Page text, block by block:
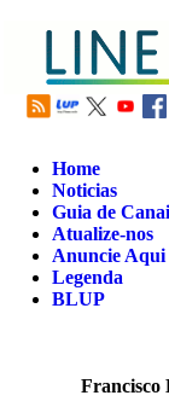
Home
Noticias
Guia de
Atualize-nos
Anuncie Aqui
Legenda
BLUP
Francisco